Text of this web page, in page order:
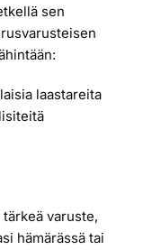
sen
laastareita
varuste,
hämärässä tai